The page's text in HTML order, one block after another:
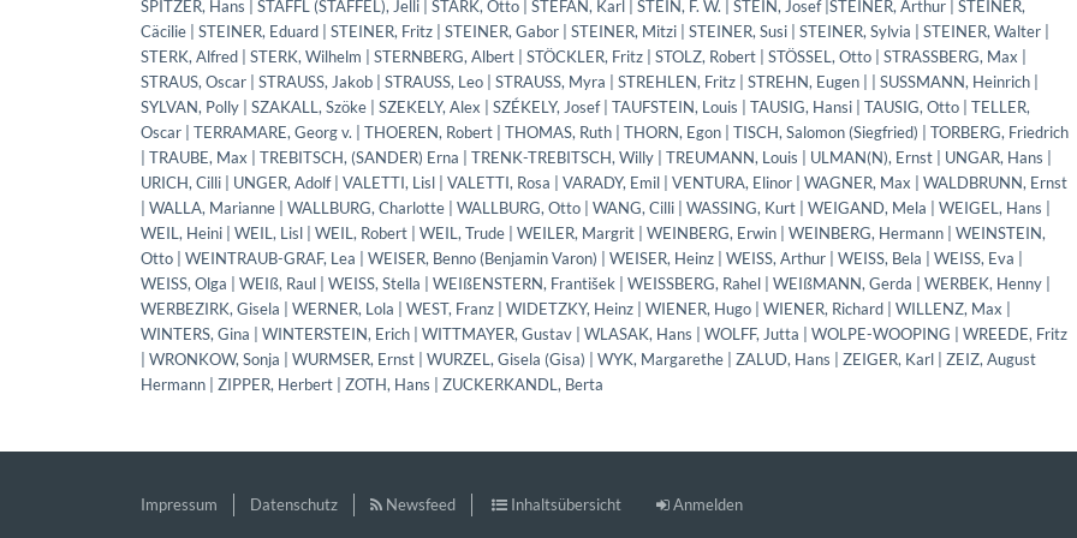
Impressum Datenschutz Newsfeed Inhaltsübersicht Anmelden